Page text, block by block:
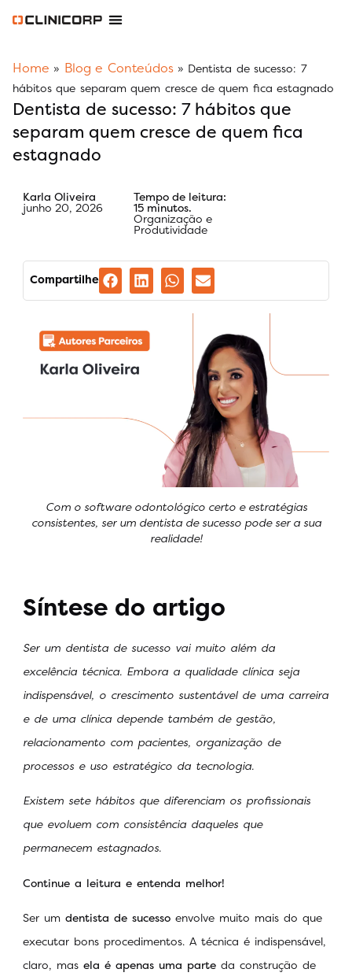
Home » Blog e Conteúdos» Dentista de sucesso: 7
hábitos que separam quem cresce de quem fica estagnado
Dentista de sucesso: 7 hábitos que
separam quem cresce de quem fica
estagnado
Karla Oliveira
junho 20, 2026
Tempo de leitura:
15 minutos.
Organização e
Produtividade
Compartilhe
Com o software odontológico certo e estratégias
consistentes, ser um dentista de sucesso pode ser a sua
realidade!
Síntese do artigo
Ser um dentista de sucesso vai muito além da
excelência técnica. Embora a qualidade clínica seja
indispensável, o crescimento sustentável de uma carreira
e de uma clínica depende também de gestão,
relacionamento com pacientes, organização de
processos e uso estratégico da tecnologia.
Existem sete hábitos que diferenciam os profissionais
que evoluem com consistência daqueles que
permanecem estagnados.
Continue a leitura e entenda melhor!
Ser um dentista de sucesso envolve muito mais do que
executar bons procedimentos. A técnica é indispensável,
claro, mas ela é apenas uma parte da construção de